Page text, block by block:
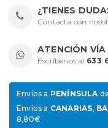
¿TIENES
Contacta con
ATENCIÓN VÍA
Escríbenos al 633
Envíos a PENÍNSULA
Envíos a CANARIAS,
8,80€